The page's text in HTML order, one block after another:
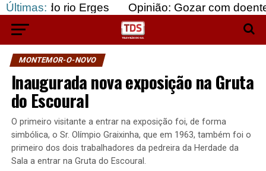
Últimas:
Erges Opinião: Gozar com doentes e bajular
MONTEMOR-O-NOVO
Inaugurada nova exposição na Gruta
do Escoural
O primeiro visitante a entrar na exposição foi, de forma
simbólica, o Sr. Olímpio Graixinha, que em 1963, também foi o
primeiro dos dois trabalhadores da pedreira da Herdade da
Sala a entrar na Gruta do Escoural.